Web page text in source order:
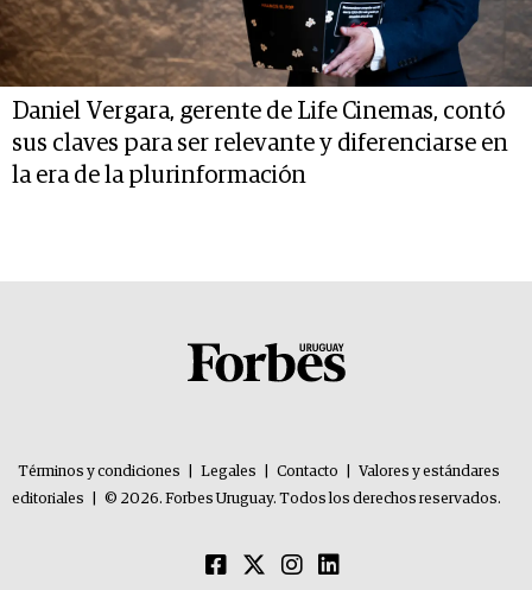
Daniel Vergara, gerente de Life Cinemas, contó
sus claves para ser relevante y diferenciarse en
la era de la plurinformación
Términos y condiciones Legales Contacto
Valores y estándares
editoriales
© 2026. Forbes Uruguay. Todos los derechos reservados.